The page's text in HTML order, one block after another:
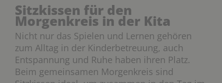
Sitzkissen für den
Morgenkreis in der Kita
Nicht nur das Spielen und Lernen gehören
zum Alltag in der Kinderbetreuung, auch
Entspannung und Ruhe haben ihren Platz.
Beim gemeinsamen Morgenkreis sind